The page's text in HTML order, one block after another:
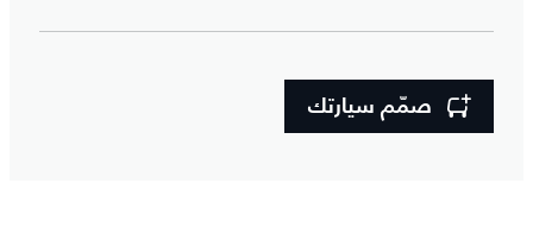
صمّم سيارتك